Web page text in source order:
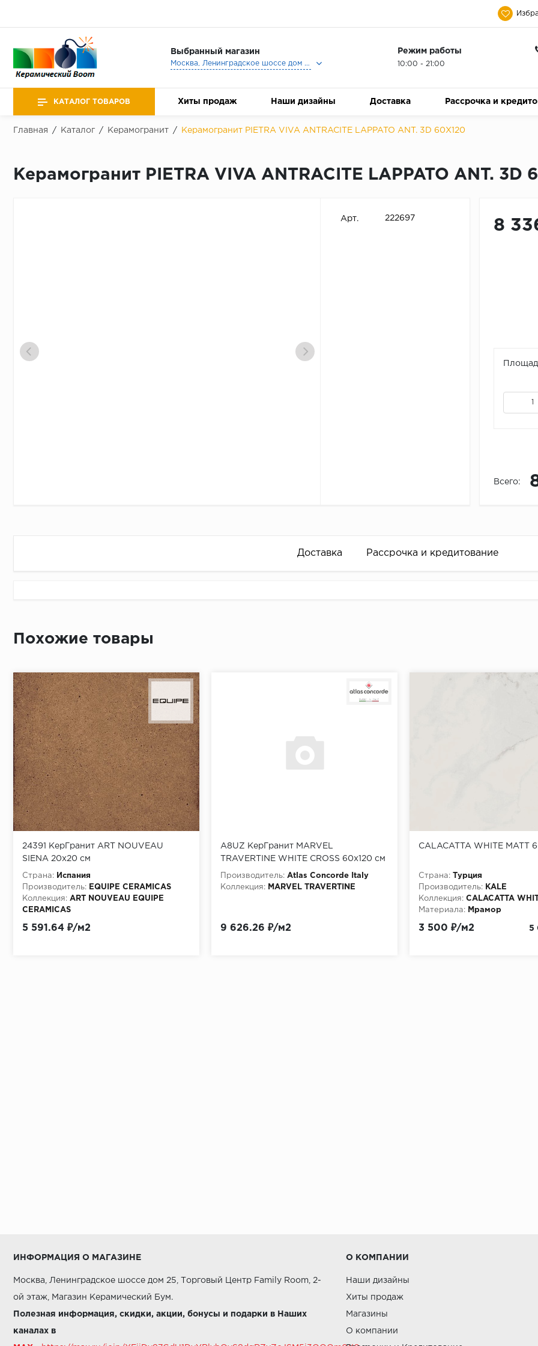
Выбранный магазин
Москва, Ленинградское шоссе дом 25, Торговый Центр Family Room, 2-ой этаж, Магазин Керамический Бум.
Режим работы
10:00 - 21:00
КАТАЛОГ ТОВАРОВ Хиты продаж Наши дизайны Доставка Рассрочка и
Главная / Каталог / Керамогранит / Керамогранит PIETRA VIVA ANTRACITE LAPPATO ANT. 3D 60X120
Керамогранит PIETRA VIVA ANTRACITE LAPPATO ANT. 3D
Арт. 222697 8
Всего:
Доставка Рассрочка и кредитование
Высокая вероятность одобрения: до 95%
Быстрое рассмотрение: решение от банка придет вам за 2 минуты прямо в форме заявки на той же
Подписание договора доступным способом: в магазине, на встрече с представителем или по СМС
Одобрение за 1-2 минуты
Срок предоставления кредита от 3 до 36 месяцев Срок предоставления рассрочки от 3 до 10 месяцев
Достаточно только паспорта
Похожие товары
24391 КерГранит ART NOUVEAU
SIENA 20x20 см
Страна:
Испания
Производитель:
EQUIPE CERAMICAS
Коллекция: ART NOUVEAU EQUIPE
CERAMICAS
5 591.64 ₽/м2
A8UZ КерГранит MARVEL
TRAVERTINE WHITE CROSS 60x120 см
Производитель: Atlas Concorde Italy
Коллекция:
MARVEL TRAVERTINE
9 626.26 ₽/м2
CALACATTA WHITE MATT
Страна:
Турция
Производитель:
KALE
Коллекция: CALACATTA
Материала:
Мрамор
3 500 ₽/м2 5
ИНФОРМАЦИЯ О МАГАЗИНЕ
Москва, Ленинградское шоссе дом 25, Торговый Центр Family Room, 2-
ой этаж, Магазин Керамический Бум.
Полезная информация, скидки, акции, бонусы и подарки в Наших
каналах в
О КОМПАНИИ
Наши дизайны
Хиты продаж
Магазины
О компании